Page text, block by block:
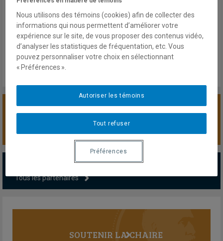
Radio
98,5 FM
Le Québec maintenant
Mardi 9 juin 2026
Lien externe
SOUTENIR LA CHAIRE
PARTENAIRES MAJEURS
Tous les partenaires
SOUTENIR LA CHAIRE
Nous utilisons des témoins (cookies) afin de collecter des
informations qui nous permettent d’améliorer votre
expérience sur le site, de vous proposer des contenus vidéo,
d’analyser les statistiques de fréquentation, etc. Vous
pouvez personnaliser votre choix en sélectionnant
« Préférences ».
Tout refuser
Autoriser les témoins
Préférences